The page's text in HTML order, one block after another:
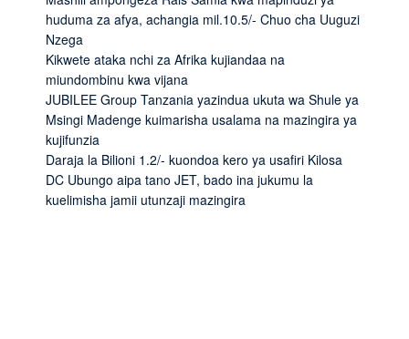
huduma za afya, achangia mil.10.5/- Chuo cha Uuguzi
Nzega
Kikwete ataka nchi za Afrika kujiandaa na
miundombinu kwa vijana
JUBILEE Group Tanzania yazindua ukuta wa Shule ya
Msingi Madenge kuimarisha usalama na mazingira ya
kujifunzia
Daraja la Bilioni 1.2/- kuondoa kero ya usafiri Kilosa
DC Ubungo aipa tano JET, bado ina jukumu la
kuelimisha jamii utunzaji mazingira